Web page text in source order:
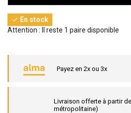
 En stock
Attention : Il reste 1 paire disponible
Payez en 2x ou 3x
Livraison offerte à partir
métropolitaine)